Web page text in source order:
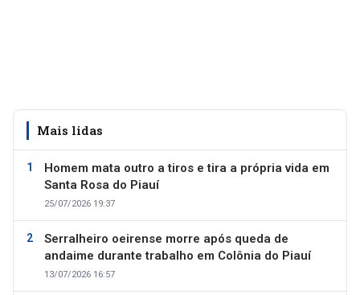
Mais lidas
Homem mata outro a tiros e tira a própria vida em
Santa Rosa do Piauí
25/07/2026 19:37
Serralheiro oeirense morre após queda de
andaime durante trabalho em Colônia do Piauí
13/07/2026 16:57